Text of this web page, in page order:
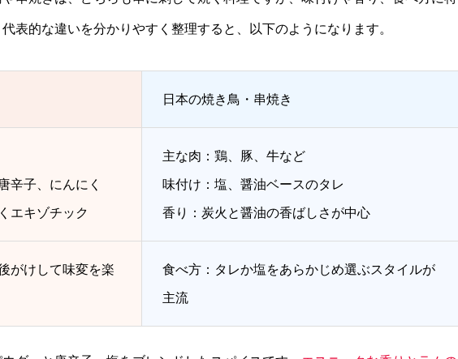
表的な違いを分かりやすく整理すると、以下のようになります。
日本の焼き鳥・串焼き
辛子、にんにく
エキゾチック
主な肉：鶏、豚、牛など
味付け：塩、醤油ベースのタレ
香り：炭火と醤油の香ばしさが中心
がけして味変を楽 食べ方：タレか塩をあらかじめ選ぶスタイルが
主流